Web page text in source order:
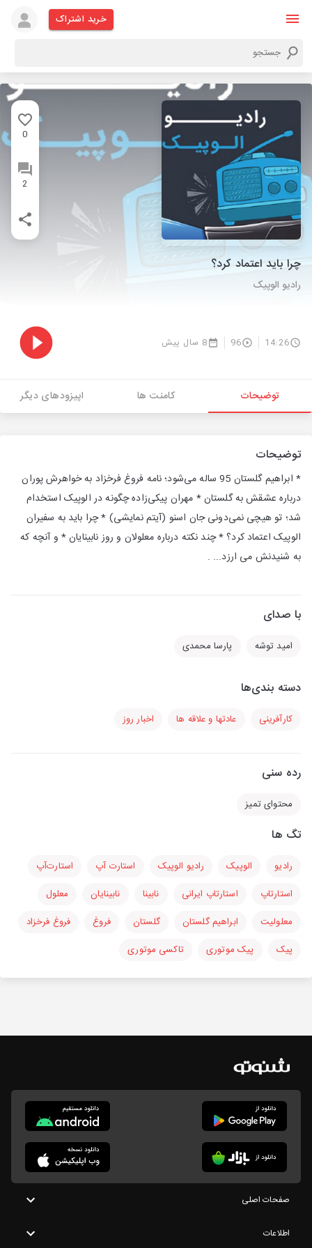
خرید اشتراک
0
2
چرا باید اعتماد کرد؟
رادیو الوپیک
14:26
96 8 سال پیش
توضیحات کامنت ها اپیزودهای دیگر
توضیحات
* ابراهیم گلستان 95 ساله می‌شود؛ نامه فروغ فرخزاد به خواهرش پوران
درباره عشقش به گلستان * مهران پیکی‌زاده چگونه در الوپیک استخدام
شد؛ تو هیچی نمی‌دونی جان اسنو (آیتم نمایشی) * چرا باید به سفیران
الوپیک اعتماد کرد؟ * چند نکته درباره معلولان و روز نابینایان * و آنچه که
به شنیدنش می ارزد... .
با صدای
امید توشه پارسا محمدی
دسته بندی‌ها
کارآفرینی عادتها و علاقه ها اخبار روز
رده سنی
محتوای تمیز
تگ ها
رادیو الوپیک رادیو الوپیک استارت آپ
استارت‌آپ
استارتاپ
استارتاپ ایرانی نابینا نابینایان
معلول
معلولیت
ابراهیم گلستان گلستان فروغ
فروغ فرخزاد
پیک
پیک موتوری تاکسی موتوری
صفحات اصلی
اطلاعات